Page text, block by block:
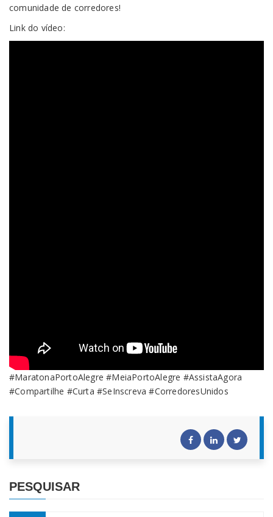
comunidade de corredores!
Link do vídeo:
#MaratonaPortoAlegre #MeiaPortoAlegre #AssistaAgora
#Compartilhe #Curta #SeInscreva #CorredoresUnidos
PESQUISAR